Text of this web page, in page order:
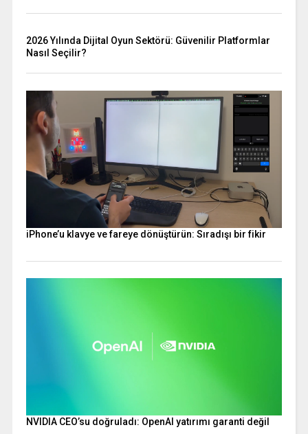
2026 Yılında Dijital Oyun Sektörü: Güvenilir Platformlar
Nasıl Seçilir?
iPhone’u klavye ve fareye dönüştürün: Sıradışı bir fikir
NVIDIA CEO’su doğruladı: OpenAI yatırımı garanti değil